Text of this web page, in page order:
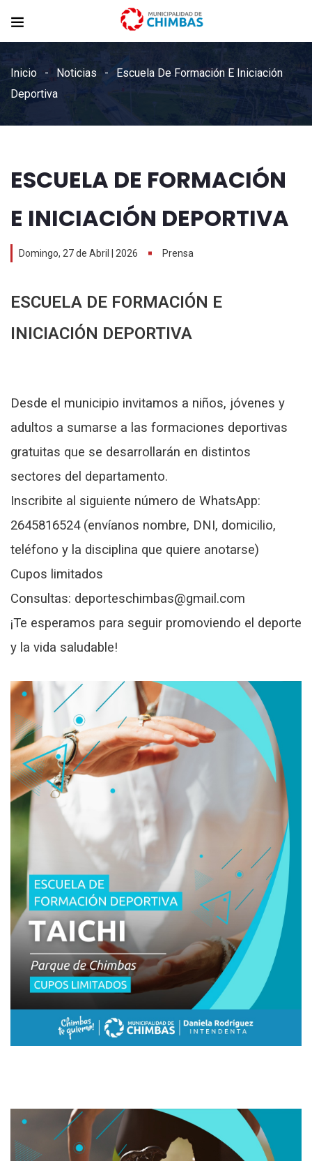
Inicio Noticias
Escuela De Formación E Iniciación
Deportiva
ESCUELA DE FORMACIÓN
E INICIACIÓN DEPORTIVA
Domingo, 27 de Abril | 2026 Prensa
ESCUELA DE FORMACIÓN E
INICIACIÓN DEPORTIVA
Desde el municipio invitamos a niños, jóvenes y
adultos a sumarse a las formaciones deportivas
gratuitas que se desarrollarán en distintos
sectores del departamento.
Inscribite al siguiente número de WhatsApp:
2645816524 (envíanos nombre, DNI, domicilio,
teléfono y la disciplina que quiere anotarse)
Cupos limitados
Consultas: deporteschimbas@gmail.com
¡Te esperamos para seguir promoviendo el deporte
y la vida saludable!